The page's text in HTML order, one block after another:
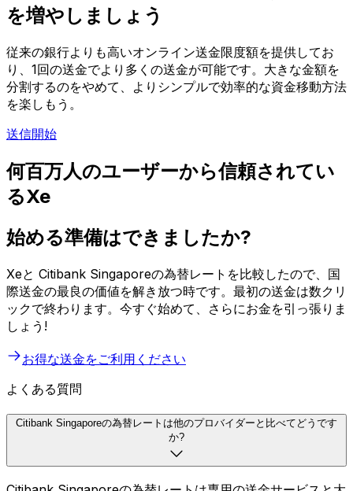
を増やしましょう
従来の銀行よりも高いオンライン送金限度額を提供してお
り、1回の送金でより多くの送金が可能です。大きな金額を
分割するのをやめて、よりシンプルで効率的な資金移動方法
を楽しもう。
送信開始
何百万人のユーザーから信頼されてい
るXe
始める準備はできましたか?
Xeと Citibank Singaporeの為替レートを比較したので、国
際送金の最良の価値を解き放つ時です。最初の送金は数クリ
ックで終わります。今すぐ始めて、さらにお金を引っ張りま
しょう!
お得な送金をご利用ください
よくある質問
Citibank Singaporeの為替レートは他のプロバイダーと比べてどうです
か?